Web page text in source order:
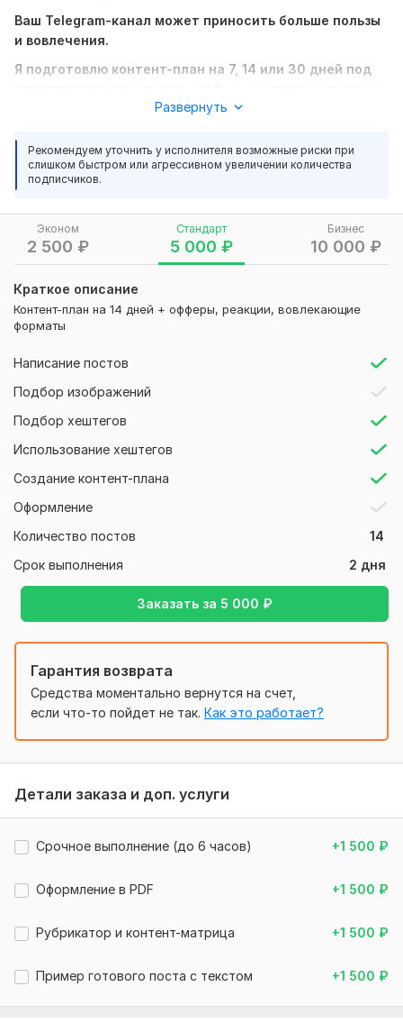
Эконом
2 500 ₽
Стандарт
5 000 ₽
Бизнес
10 000 ₽
Краткое описание
Контент-план на 14 дней + офферы, реакции, вовлекающие
форматы
Написание постов
Подбор изображений
Подбор хештегов
Использование хештегов
Создание контент-плана
Оформление
Количество постов
14
Срок выполнения
2 дня
Заказать за 5 000 ₽
Ваш Telegram-канал может приносить больше пользы
и вовлечения.
Я подготовлю контент-план на 7, 14 или 30 дней под
раздумья — что и когда публиковать.
Что входит:
— Темы постов и рубрик
— Форматы: текст, опрос, подборка, реакция, CTA
— Цели публикаций: прогрев, продажа, вовлечение,
трафик
— По желанию — оформление в PDF, идеи для закрепов и
воронок
стабильное ведение Telegram-канала.
Нужно для заказа:
Что нужно от покупателя:
Название или ссылка на канал (если есть)
Тематика и ниша канала
Цель ведения канала (продажи, вовлечение,
Кто ваша целевая аудитория? (возраст, интересы,
профессия и т.п.)
Формат публикаций, которые вы предпочитаете
(короткие, лонгриды, подборки, реакции и т.д.)
Какой стиль общения нужен? (деловой,
дружелюбный, с юмором и т.п.)
Дополнительно: нужны ли идеи, закрепы, формат
Тип: Ведение и администрирование
Развернуть
Рекомендуем уточнить у исполнителя возможные риски при
слишком быстром или агрессивном увеличении количества
подписчиков.
Гарантия возврата
Средства моментально вернутся на счет,
если что-то пойдет не так. Как это работает?
Детали заказа и доп. услуги
Срочное выполнение (до 6 часов) +1 500 ₽
Оформление в PDF +1 500 ₽
Рубрикатор и контент-матрица +1 500 ₽
Пример готового поста с текстом +1 500 ₽